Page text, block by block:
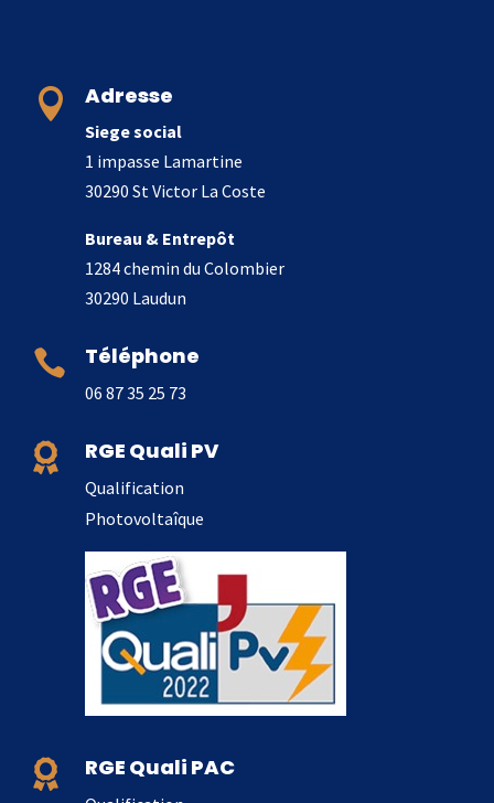
 Adresse
Siege social
1 impasse Lamartine
30290 St Victor La Coste
Bureau & Entrepôt
1284 chemin du Colombier
30290 Laudun
 Téléphone
06 87 35 25 73
 RGE Quali PV
Qualification
Photovoltaîque
 RGE Quali PAC